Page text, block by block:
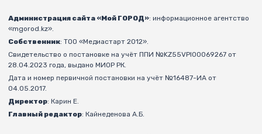
Администрация сайта «Мой ГОРОД»: информационное агентство
«mgorod.kz».
Собственник: ТОО «Медиастарт 2012».
Свидетельство о постановке на учёт ППИ №KZ55VPI00069267 от
28.04.2023 года, выдано МИОР РК.
Дата и номер первичной постановки на учёт №16487-ИА от
04.05.2017.
Директор: Карин Е.
Главный редактор: Кайнеденова А.Б.